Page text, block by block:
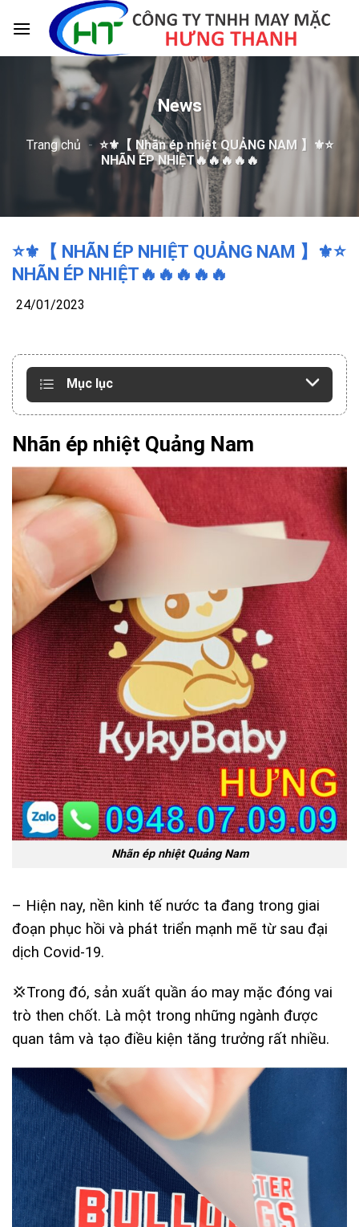
News
Trang chủ - ⭐️⚜️【 Nhãn ép nhiệt QUẢNG NAM 】⚜️⭐️
NHÃN ÉP NHIỆT🔥🔥🔥🔥🔥
⭐️⚜️【 NHÃN ÉP NHIỆT QUẢNG NAM 】⚜️⭐️
NHÃN ÉP NHIỆT🔥🔥🔥🔥🔥
24/01/2023
Mục lục
Nhãn ép nhiệt Quảng Nam
Nhãn ép nhiệt Quảng Nam
– Hiện nay, nền kinh tế nước ta đang trong giai
đoạn phục hồi và phát triển mạnh mẽ từ sau đại
dịch Covid-19.
💢Trong đó, sản xuất quần áo may mặc đóng vai
trò then chốt. Là một trong những ngành được
quan tâm và tạo điều kiện tăng trưởng rất nhiều.